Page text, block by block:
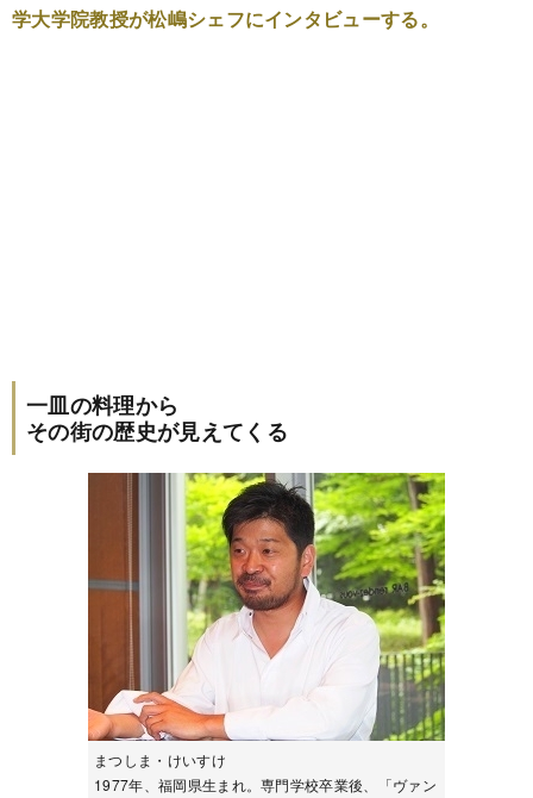
学大学院教授が松嶋シェフにインタビューする。
一皿の料理から
その街の歴史が見えてくる
まつしま・けいすけ
1977年、福岡県生まれ。専門学校卒業後、「ヴァン